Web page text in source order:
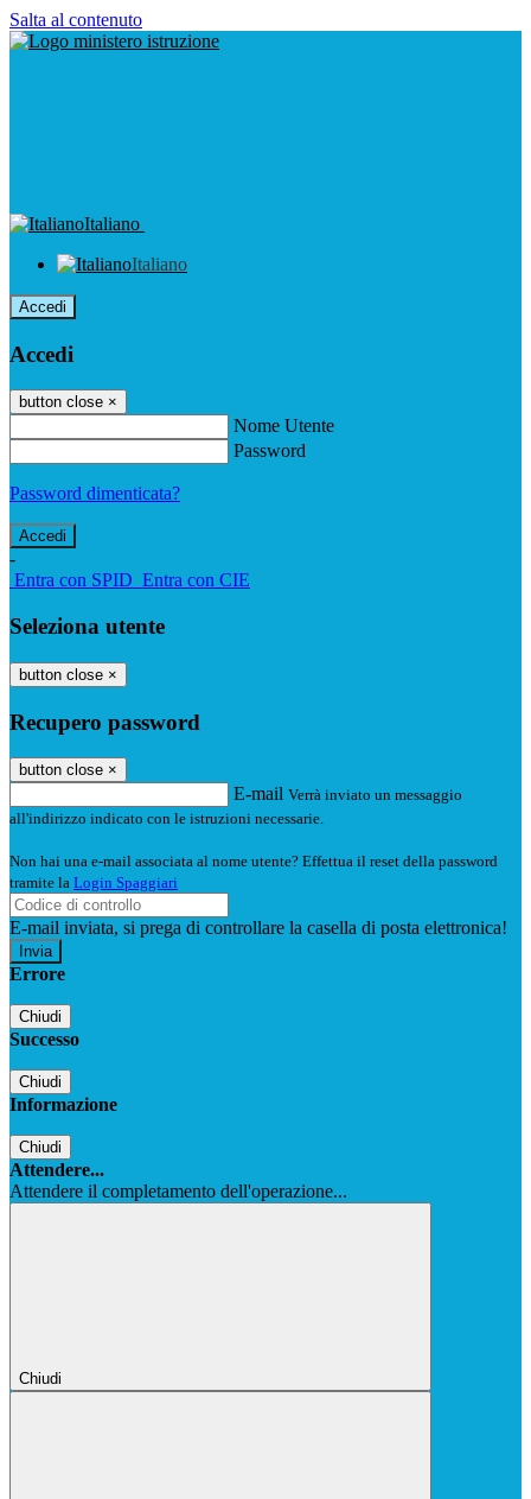
Salta al contenuto
Italiano
Italiano
Accedi
Accedi
button close ×
Nome Utente
Password
Password dimenticata?
-
Entra con SPID Entra con CIE
Seleziona utente
button close ×
Recupero password
button close ×
E-mail Verrà inviato un messaggio
all'indirizzo indicato con le istruzioni necessarie.
Non hai una e-mail associata al nome utente? Effettua il reset della password
tramite la Login Spaggiari
E-mail inviata, si prega di controllare la casella di posta elettronica!
Errore
Chiudi
Successo
Chiudi
Informazione
Chiudi
Attendere...
Attendere il completamento dell'operazione...
Chiudi